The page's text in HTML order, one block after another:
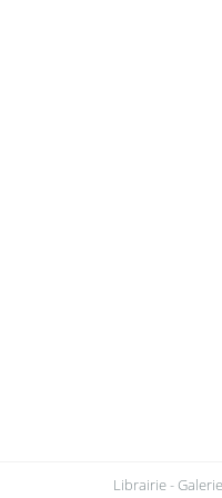
Librairie -